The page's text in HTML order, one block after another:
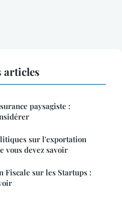
articles
paysagiste :
sur l'exportation
vous devez savoir
Fiscale sur les Startups :